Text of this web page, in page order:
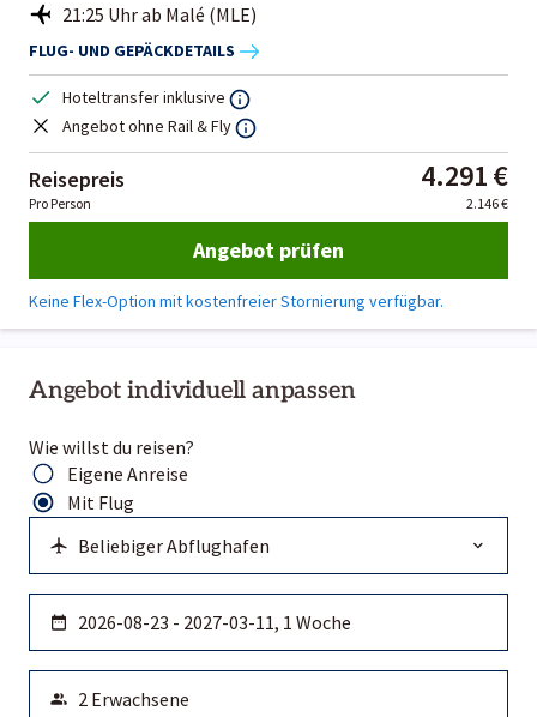
Angebot individuell anpassen
Wie willst du reisen?
Eigene Anreise
Mit Flug
21:25 Uhr ab Malé (MLE)
FLUG- UND GEPÄCKDETAILS
Hoteltransfer inklusive
Angebot ohne Rail & Fly
Reisepreis 4.291 €
Pro Person 2.146 €
Angebot prüfen
Keine Flex-Option mit kostenfreier Stornierung verfügbar.